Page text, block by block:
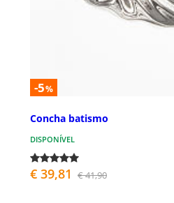
-5%
Concha batismo
DISPONÍVEL
€ 39,81 € 41,90